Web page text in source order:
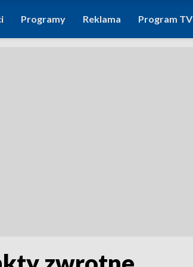
Programy Reklama Program TV